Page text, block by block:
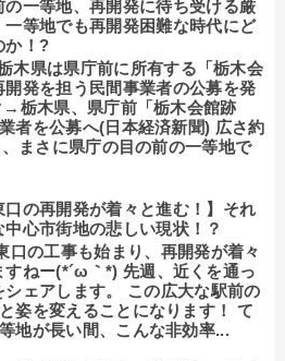
の一等地、再開発に待ち受ける厳
一等地でも再開発困難な時代にど
か！?
木県は県庁前に所有する「栃木会
開発を担う民間事業者の公募を発
栃木県、県庁前「栃木会館跡
者を公募へ(日本経済新聞) 広さ約
まさに県庁の目の前の一等地で
口の再開発が着々と進む！】それ
中心市街地の悲しい現状！？
口の工事も始まり、再開発が着々
すねー(*´ω｀*) 先週、近くを通っ
シェアします。 この広大な駅前の
姿を変えることになります！ て
地が長い間、こんな非効率...